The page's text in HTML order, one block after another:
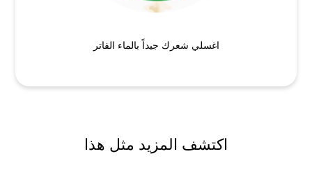
اغسلي شعرك جيداً بالماء الفاتر
اكتشف المزيد مثل هذا